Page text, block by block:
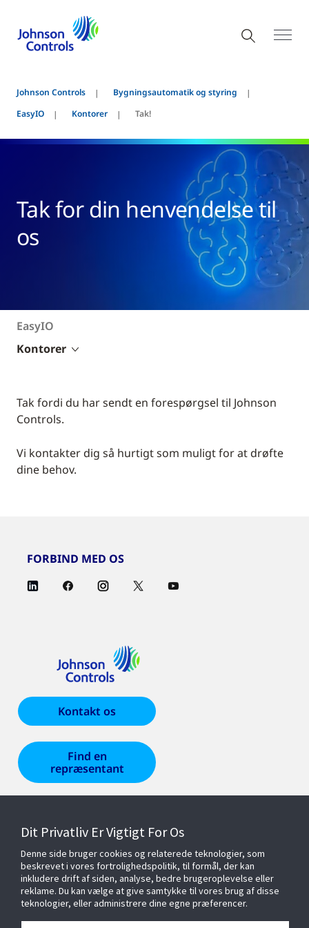
Johnson Controls
Bygningsautomatik og styring
EasyIO
Kontorer Tak!
Tak for din henvendelse til
os
EasyIO
Kontorer
Tak fordi du har sendt en forespørgsel til Johnson
Controls.
Vi kontakter dig så hurtigt som muligt for at drøfte
dine behov.
FORBIND MED OS
Kontakt os
Find en
repræsentant
Tjenester
Cyber Solutions
Dit Privatliv Er Vigtigt For Os
Denne side bruger cookies og relaterede teknologier, som
beskrevet i vores fortrolighedspolitik, til formål, der kan
inkludere drift af siden, analyse, bedre brugeroplevelse eller
reklame. Du kan vælge at give samtykke til vores brug af disse
teknologier, eller administrere dine egne præferencer.